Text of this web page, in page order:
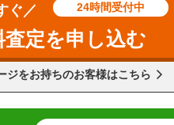
ぐ／ 24時間受付中
査定を申し込む
ジをお持ちのお客様はこちら